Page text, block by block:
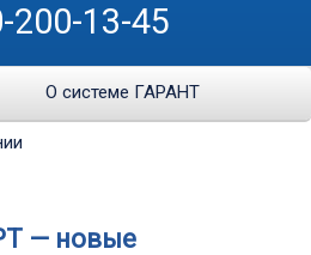
200-13-45
О системе ГАРАНТ
— новые